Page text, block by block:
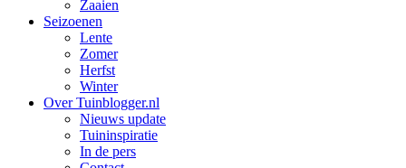
Zaaien
Seizoenen
Lente
Zomer
Herfst
Winter
Over Tuinblogger.nl
Nieuws update
Tuininspiratie
In de pers